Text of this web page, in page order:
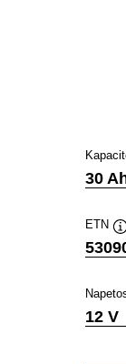
30
ETN
12 V